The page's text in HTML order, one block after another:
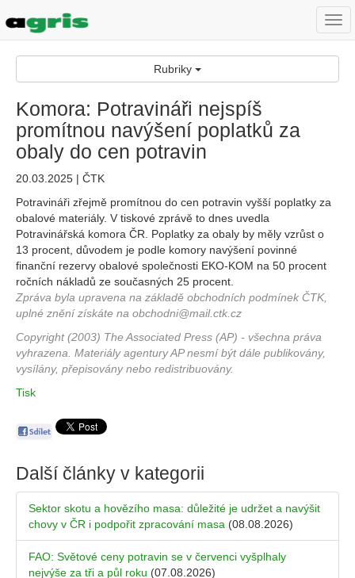
Rubriky
Komora: Potravináři nejspíš
promítnou navýšení poplatků za
obaly do cen potravin
20.03.2025 | ČTK
Potravináři zřejmě promítnou do cen potravin vyšší poplatky za
obalové materiály. V tiskové zprávě to dnes uvedla
Potravinářská komora ČR. Poplatky za obaly by měly vzrůst o
13 procent, důvodem je podle komory navýšení povinné
finanční rezervy obalové společnosti EKO-KOM na 50 procent
ročních nákladů ze současných 25 procent.
Zpráva byla upravena na základě obchodních podmínek ČTK,
uplné znění získáte na obchodni@mail.ctk.cz
Copyright (2003) The Associated Press (AP) - všechna práva
vyhrazena. Materiály agentury AP nesmí být dále publikovány,
vysílány, přepisovány nebo redistribuovány.
Tisk
Další články v kategorii
Sektor skotu a hovězího masa: důležité je udržet a navýšit
chovy v ČR i podpořit zpracování masa (08.08.2026)
FAO: Světové ceny potravin se v červenci vyšplhaly
nejvýše za tři a půl roku (07.08.2026)